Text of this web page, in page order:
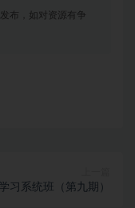
布，如对资源有争
习系统班（第九期）